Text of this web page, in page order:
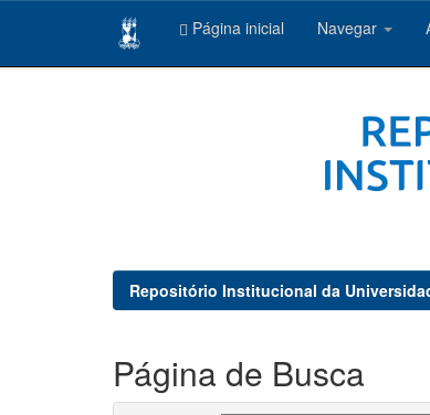
Página inicial Navegar
Repositório Institucional da
Página de Busca